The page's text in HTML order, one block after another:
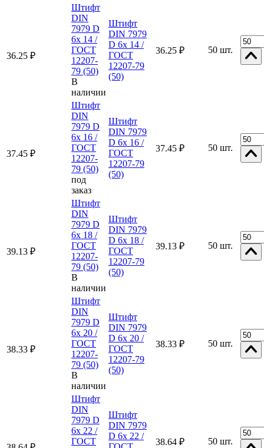
36.25 ₽
Штифт
DIN
7979 D
6x 14 /
ГОСТ
12207-
79 (50)
В
наличии
Штифт
DIN 7979
D 6x 14 /
ГОСТ
12207-79
(50)
36.25 ₽ 50 шт.
37.45 ₽
Штифт
DIN
7979 D
6x 16 /
ГОСТ
12207-
79 (50)
под
заказ
Штифт
DIN 7979
D 6x 16 /
ГОСТ
12207-79
(50)
37.45 ₽ 50 шт.
39.13 ₽
Штифт
DIN
7979 D
6x 18 /
ГОСТ
12207-
79 (50)
В
наличии
Штифт
DIN 7979
D 6x 18 /
ГОСТ
12207-79
(50)
39.13 ₽ 50 шт.
38.33 ₽
Штифт
DIN
7979 D
6x 20 /
ГОСТ
12207-
79 (50)
В
наличии
Штифт
DIN 7979
D 6x 20 /
ГОСТ
12207-79
(50)
38.33 ₽ 50 шт.
Штифт
DIN
7979 D
6x 22 /
ГОСТ
Штифт
DIN 7979
D 6x 22 /
38.64 ₽ 50 шт.